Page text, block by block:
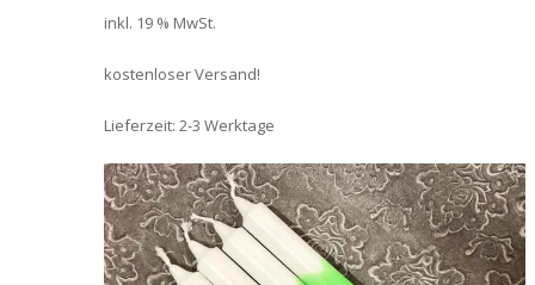
inkl. 19 % MwSt.
kostenloser Versand!
Lieferzeit: 2-3 Werktage